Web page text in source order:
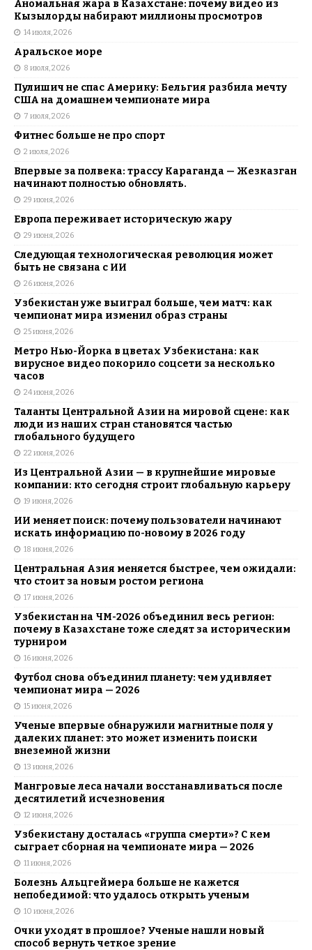
Аномальная жара в Казахстане: почему видео из
Кызылорды набирают миллионы просмотров
14 июля, 2026
Аральское море
8 июля, 2026
Пулишич не спас Америку: Бельгия разбила мечту
США на домашнем чемпионате мира
7 июля, 2026
Фитнес больше не про спорт
2 июля, 2026
Впервые за полвека: трассу Караганда — Жезказган
начинают полностью обновлять.
29 июня, 2026
Европа переживает историческую жару
29 июня, 2026
Следующая технологическая революция может
быть не связана с ИИ
26 июня, 2026
Узбекистан уже выиграл больше, чем матч: как
чемпионат мира изменил образ страны
25 июня, 2026
Метро Нью-Йорка в цветах Узбекистана: как
вирусное видео покорило соцсети за несколько
часов
24 июня, 2026
Таланты Центральной Азии на мировой сцене: как
люди из наших стран становятся частью
глобального будущего
22 июня, 2026
Из Центральной Азии — в крупнейшие мировые
компании: кто сегодня строит глобальную карьеру
19 июня, 2026
ИИ меняет поиск: почему пользователи начинают
искать информацию по-новому в 2026 году
18 июня, 2026
Центральная Азия меняется быстрее, чем ожидали:
что стоит за новым ростом региона
17 июня, 2026
Узбекистан на ЧМ-2026 объединил весь регион:
почему в Казахстане тоже следят за историческим
турниром
16 июня, 2026
Футбол снова объединил планету: чем удивляет
чемпионат мира — 2026
15 июня, 2026
Ученые впервые обнаружили магнитные поля у
далеких планет: это может изменить поиски
внеземной жизни
13 июня, 2026
Мангровые леса начали восстанавливаться после
десятилетий исчезновения
12 июня, 2026
Узбекистану досталась «группа смерти»? С кем
сыграет сборная на чемпионате мира — 2026
11 июня, 2026
Болезнь Альцгеймера больше не кажется
непобедимой: что удалось открыть ученым
10 июня, 2026
Очки уходят в прошлое? Ученые нашли новый
способ вернуть четкое зрение